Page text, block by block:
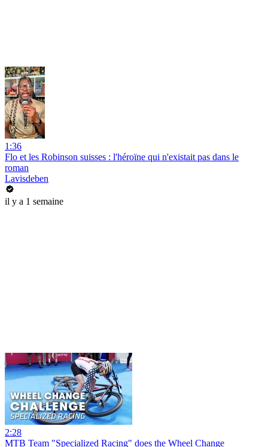
1:36
Flo et les Robinson suisses : l'héroïne qui n'existait pas dans le
roman
Lavisdeben
il y a 1 semaine
2:28
MTB Team "Specialized Racing" does the Wheel Change